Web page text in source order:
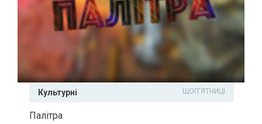
Культурні ЩОП'ЯТНИЦІ
Палітра